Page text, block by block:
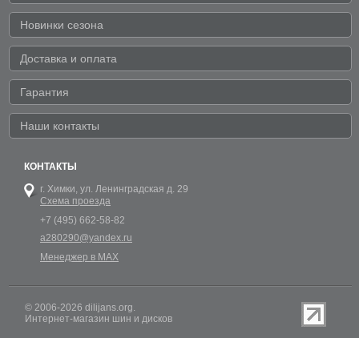
Новинки сезона
Доставка и оплата
Гарантия
Наши контакты
КОНТАКТЫ
г. Химки, ул. Ленинградская д. 29
Схема проезда
+7 (495) 662-58-82
a280290@yandex.ru
Менеджер в MAX
© 2006-2026 dilijans.org.
Интернет-магазин шин и дисков